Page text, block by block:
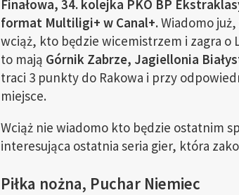
Finałowa, 34. kolejka PKO BP
format Multiligi+ w Canal+.Wiadomo
wciąż, kto będzie wicemistrzem i zagra o
to mają Górnik Zabrze, Jagiellonia
traci 3 punkty do Rakowa i przy
miejsce.
Wciąż nie wiadomo kto będzie ostatnim
interesująca ostatnia seria gier, która
Piłka nożna, Puchar Niemiec